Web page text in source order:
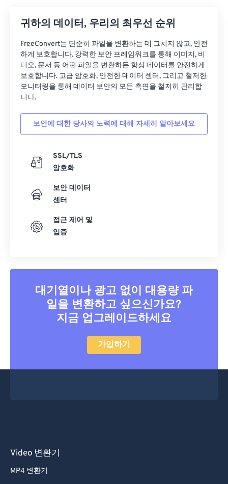
귀하의 데이터, 우리의 최우선 순위
FreeConvert는 단순히 파일을 변환하는 데 그치지 않고, 안전
하게 보호합니다. 강력한 보안 프레임워크를 통해 이미지, 비
디오, 문서 등 어떤 파일을 변환하든 항상 데이터를 안전하게
보호합니다. 고급 암호화, 안전한 데이터 센터, 그리고 철저한
모니터링을 통해 데이터 보안의 모든 측면을 철저히 관리합
니다.
보안에 대한 당사의 노력에 대해 자세히 알아보세요
SSL/TLS
암호화
보안 데이터
센터
접근 제어 및
입증
대기열이나 광고 없이 대용량 파
일을 변환하고 싶으신가요?
지금 업그레이드하세요
가입하기
Video 변환기
MP4 변환기